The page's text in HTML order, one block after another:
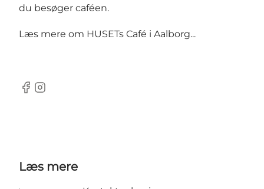
du besøger caféen.
Læs mere om HUSETs Café i Aalborg...
Facebook
Instagram
Læs mere